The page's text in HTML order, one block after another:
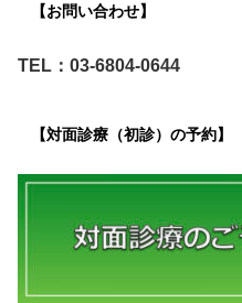
【お問い合わせ】
TEL：03-6804-0644
【対面診療（初診）の予約】